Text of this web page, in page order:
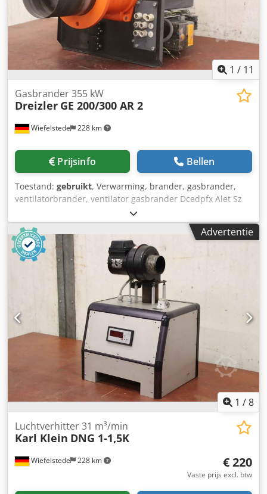
1 / 11
Wiefelstede 228 km
Gasbrander 355 kW
Dreizler GE 200/300 AR 2
Prijsinfo Bellen
Toestand: gebruikt, Verwarming, brander, gasbrander,
ventilatorbrander, ventilator gasbrander Dcedpfx Alet Sz
Hyorsk Fabrikant: Dreizler, ventilatorbrander type GE
200/300 AR 2 -Nominaal verwarmingsvermogen: 355 kW -
Gastype: Aardgas -Gasaansluiting: 20 mbar -
Ventilatormotor: 0,37 kW -Afmetingen: 760/510/H535 mm -
Gewicht: 33 kg
Advertentie
1 /8
Wiefelstede 228 km
Luchtverhitter 31 m³/min
Karl Klein DNG 1-1,5K
€ 220
Vaste prijs excl. btw